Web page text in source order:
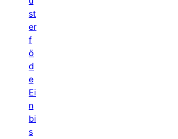
st
er
f
ö
d
e
Ei
n
bi
s